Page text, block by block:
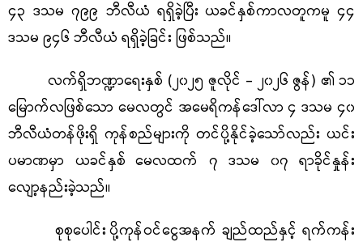
၄၃ ဒသမ ၇၉၉ ဘီလီယံ ရရှိခဲ့ပြီး ယခင်နှစ်ကာလတူကမူ ၄၄
ဒသမ ၉၄၆ ဘီလီယံ ရရှိခဲ့ခြင်း ဖြစ်သည်။
လက်ရှိဘဏ္ဍာရေးနှစ် ( ၂၀၂၅ ဇူလိုင် - ၂၀၂၆ ဇွန်) ၏ ၁၁
မြောက်လဖြစ်သော မေလတွင် အမေရိကန်ဒေါ်လာ ၄ ဒသမ ၄၀
ဘီလီယံတန်ဖိုးရှိ ကုန်စည်များကို တင်ပို့နိုင်ခဲ့သော်လည်း ယင်း
ပမာဏမှာ ယခင်နှစ် မေလထက် ၇ ဒသမ ၀၇ ရာခိုင်နှုန်း
လျော့နည်းခဲ့သည်။
စုစုပေါင်းပို့ကုန်ဝင်ငွေအနက် ချည်ထည်နှင့် ရက်ကန်း